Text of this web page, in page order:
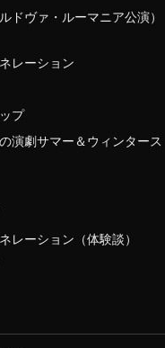
ドヴァ・ルーマニア公演）
レーション
プ
演劇サマー＆ウィンタース
レーション（体験談）